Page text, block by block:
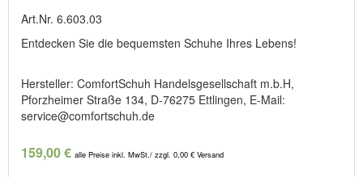
Art.Nr. 6.603.03
Entdecken Sie die bequemsten Schuhe Ihres Lebens!
Hersteller: ComfortSchuh Handelsgesellschaft m.b.H,
Pforzheimer Straße 134, D-76275 Ettlingen, E-Mail:
service@comfortschuh.de
159,00 € alle Preise inkl. MwSt./ zzgl. 0,00 € Versand